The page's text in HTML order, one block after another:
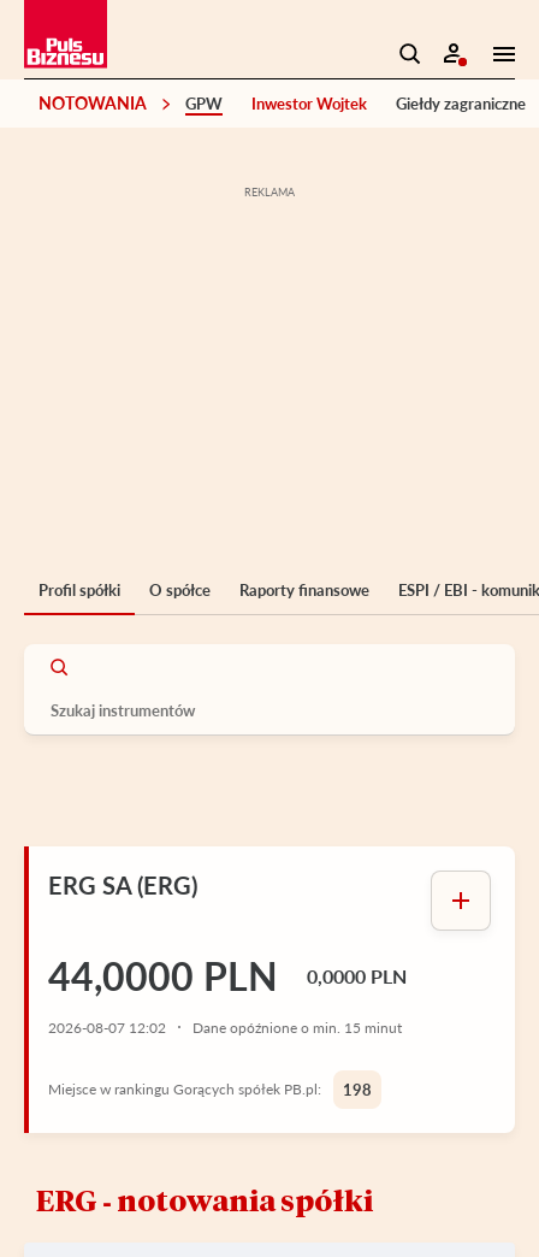
NOTOWANIA GPW Inwestor Wojtek Giełdy zagraniczne
Profil spółki O spółce Raporty finansowe ESPI / EBI -
ERG SA (ERG)
44,0000 PLN 0,0000 PLN
2026-08-07 12:02 Dane opóźnione o min. 15 minut
Miejsce w rankingu Gorących spółek PB.pl: 198
ERG ‑ notowania spółki